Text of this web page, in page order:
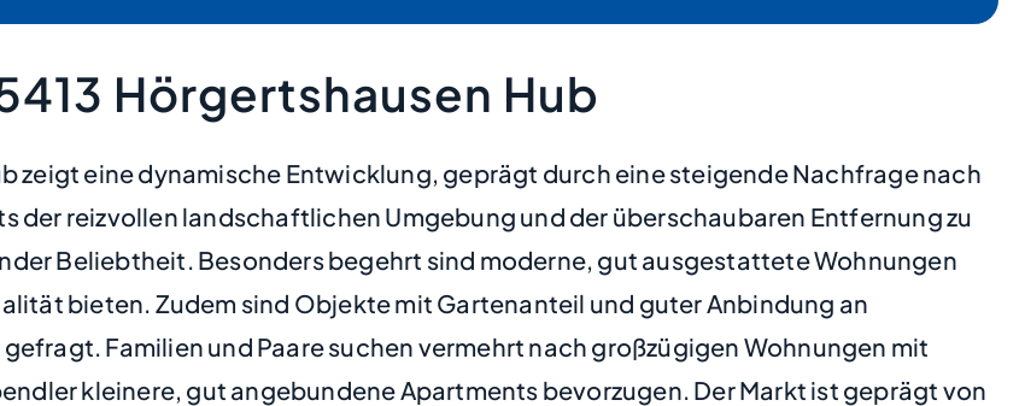
Hörgertshausen Hub
zeigt eine dynamische Entwicklung, geprägt durch eine steigende Nachfrage nach
der reizvollen landschaftlichen Umgebung und der überschaubaren Entfernung zu
Beliebtheit. Besonders begehrt sind moderne, gut ausgestattete Wohnungen
bieten. Zudem sind Objekte mit Gartenanteil und guter Anbindung an
Familien und Paare suchen vermehrt nach großzügigen Wohnungen mit
kleinere, gut angebundene Apartments bevorzugen. Der Markt ist geprägt von